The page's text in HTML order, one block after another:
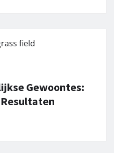
Gewoontes: